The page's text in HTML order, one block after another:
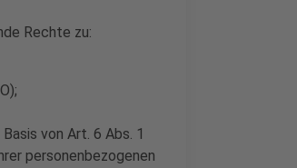
Rechte zu:
von Art. 6 Abs. 1
personenbezogenen